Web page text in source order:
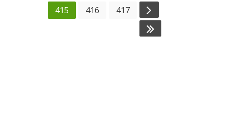
415
416 417